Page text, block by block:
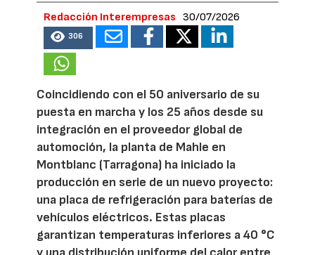
Redacción Interempresas 30/07/2026
306
Coincidiendo con el 50 aniversario de su
puesta en marcha y los 25 años desde su
integración en el proveedor global de
automoción, la planta de Mahle en
Montblanc (Tarragona) ha iniciado la
producción en serie de un nuevo proyecto:
una placa de refrigeración para baterías de
vehículos eléctricos. Estas placas
garantizan temperaturas inferiores a 40 °C